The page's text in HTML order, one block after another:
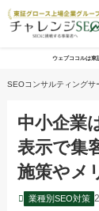
ウェブココルは東
SEOコンサルティングサ
中小企業
表示で集
施策やメ
業種別SEO対策